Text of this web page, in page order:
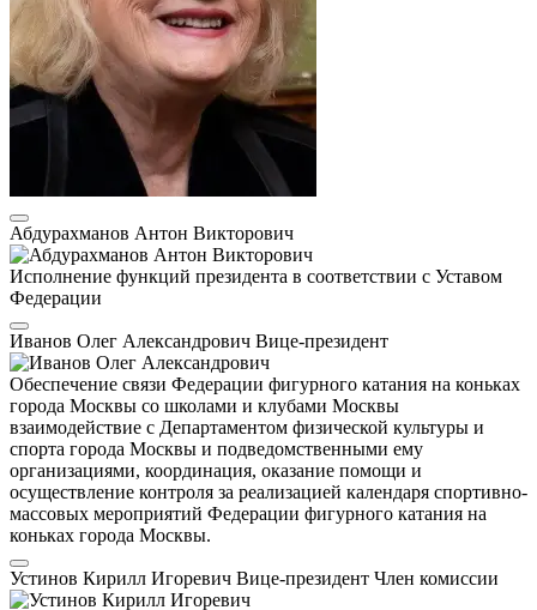
Абдурахманов Антон Викторович
Исполнение функций президента в соответствии с Уставом
Федерации
Иванов Олег Александрович Вице-президент
Обеспечение связи Федерации фигурного катания на коньках
города Москвы со школами и клубами Москвы
взаимодействие с Департаментом физической культуры и
спорта города Москвы и подведомственными ему
организациями, координация, оказание помощи и
осуществление контроля за реализацией календаря спортивно-
массовых мероприятий Федерации фигурного катания на
коньках города Москвы.
Устинов Кирилл Игоревич Вице-президент Член комиссии